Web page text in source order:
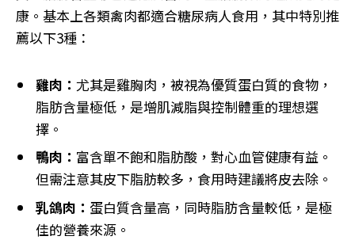
康。基本上各類禽肉都適合糖尿病人食用，其中特別推
薦以下3種：
雞肉： 尤其是雞胸肉，被視為優質蛋白質的食物，
脂肪含量極低，是增肌減脂與控制體重的理想選
擇。
鴨肉： 富含單不飽和脂肪酸，對心血管健康有益。
但需注意其皮下脂肪較多，食用時建議將皮去除。
乳鴿肉： 蛋白質含量高，同時脂肪含量較低，是極
佳的營養來源。